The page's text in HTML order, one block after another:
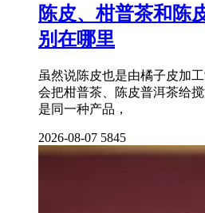
陈皮、柑普茶和陈
别在哪里
虽然说陈皮也是由橘子皮加
会把柑普茶、陈皮普洱茶给
是同一种产品，
2026-08-07 5845